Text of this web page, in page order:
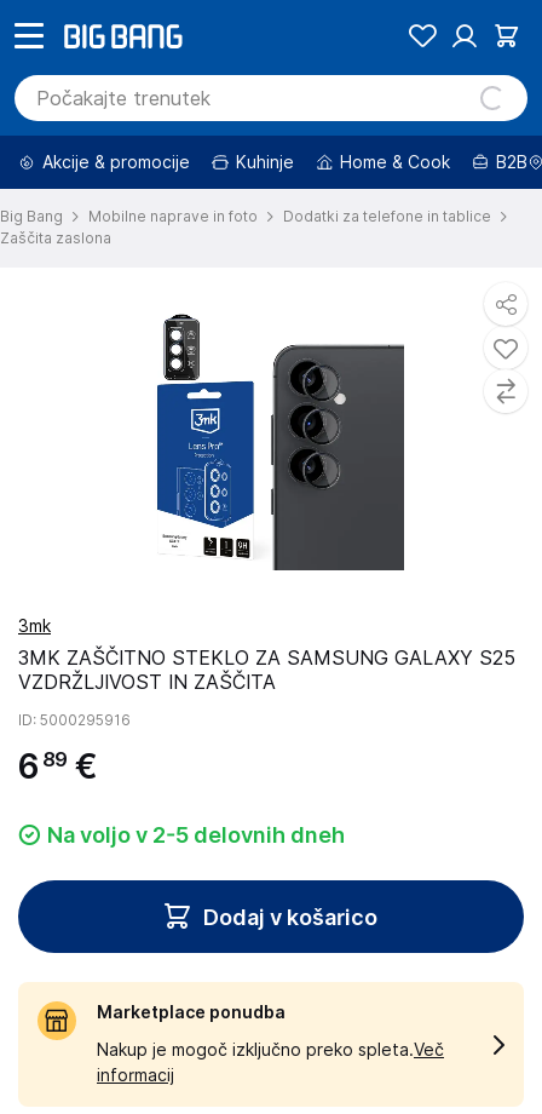
Akcije & promocije Kuhinje Home & Cook B2B
Big Bang Mobilne naprave in foto
Dodatki za telefone in tablice
Zaščita zaslona
3mk
3MK ZAŠČITNO STEKLO ZA SAMSUNG GALAXY S25
VZDRŽLJIVOST IN ZAŠČITA
ID: 5000295916
6 89 €
Na voljo v 2-5 delovnih dneh
Dodaj v košarico
Marketplace ponudba
Nakup je mogoč izključno preko spleta.Več
informacij